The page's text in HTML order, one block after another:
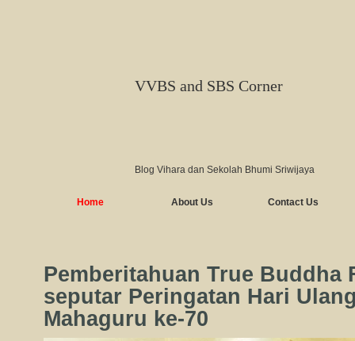
VVBS and SBS Corner
Blog Vihara dan Sekolah Bhumi Sriwijaya
Home About Us Contact Us
Pemberitahuan True Buddha
seputar Peringatan Hari
Mahaguru ke-70